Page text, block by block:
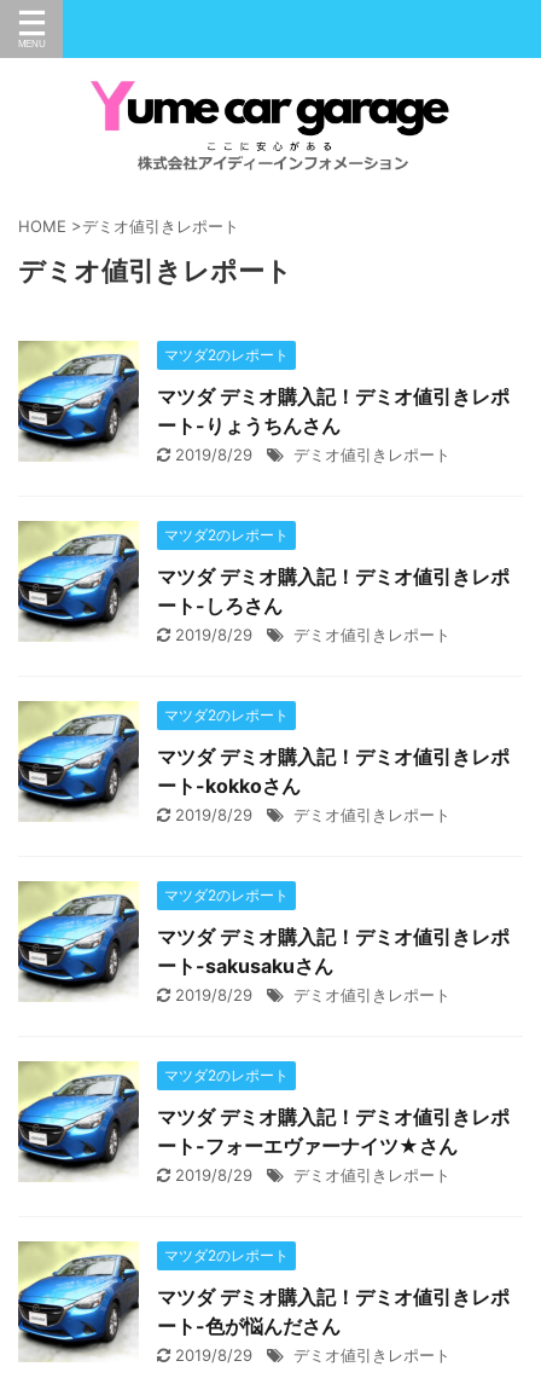
HOME >デミオ値引きレポート
デミオ値引きレポート
マツダ2のレポート
マツダ デミオ購入記！デミオ値引きレポ
ート-りょうちんさん
2019/8/29 デミオ値引きレポート
マツダ2のレポート
マツダ デミオ購入記！デミオ値引きレポ
ート-しろさん
2019/8/29 デミオ値引きレポート
マツダ2のレポート
マツダ デミオ購入記！デミオ値引きレポ
ート-kokkoさん
2019/8/29 デミオ値引きレポート
マツダ2のレポート
マツダ デミオ購入記！デミオ値引きレポ
ート-sakusakuさん
2019/8/29 デミオ値引きレポート
マツダ2のレポート
マツダ デミオ購入記！デミオ値引きレポ
ート-フォーエヴァーナイツ★さん
2019/8/29 デミオ値引きレポート
マツダ2のレポート
マツダ デミオ購入記！デミオ値引きレポ
ート-色が悩んださん
2019/8/29 デミオ値引きレポート